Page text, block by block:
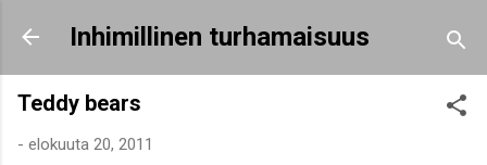
Siirry pääsisältöön
Inhimillinen turhamaisuus
Teddy bears
- elokuuta 20, 2011